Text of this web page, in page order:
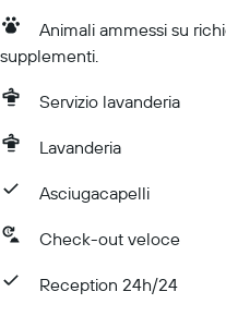
Animali ammessi su
supplementi.
Servizio lavanderia
Lavanderia
Asciugacapelli
Check-out veloce
Reception 24h/24